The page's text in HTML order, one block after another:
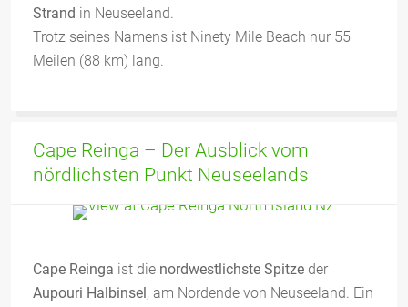
Strand in Neuseeland.
Trotz seines Namens ist Ninety Mile Beach nur 55
Meilen (88 km) lang.
Cape Reinga – Der Ausblick vom
nördlichsten Punkt Neuseelands
Cape Reinga ist die nordwestlichste Spitze der
Aupouri Halbinsel, am Nordende von Neuseeland. Ein